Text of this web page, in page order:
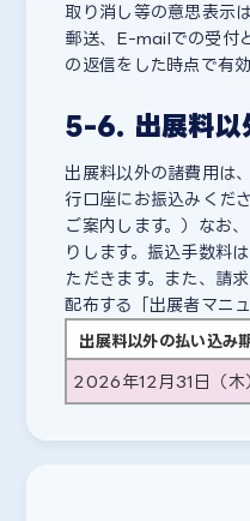
取り消し等の意思表示
郵送、E-mailでの受付
の返信をした時点で有効
5-6. 出展料以
出展料以外の諸費用は
行口座にお振込みくだ
ご案内します。）なお
りします。振込手数料
ただきます。また、請
配布する「出展者マニ
出展料以外の払い込み
2026年12月31日（木